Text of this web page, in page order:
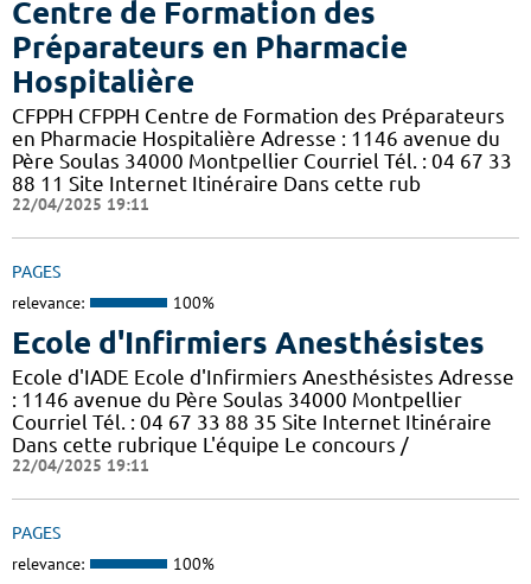
Centre de Formation des
Préparateurs en Pharmacie
Hospitalière
CFPPH CFPPH Centre de Formation des Préparateurs
en Pharmacie Hospitalière Adresse : 1146 avenue du
Père Soulas 34000 Montpellier Courriel Tél. : 04 67 33
88 11 Site Internet Itinéraire Dans cette rub
22/04/2025 19:11
PAGES
relevance: 100%
Ecole d'Infirmiers Anesthésistes
Ecole d'IADE Ecole d'Infirmiers Anesthésistes Adresse
: 1146 avenue du Père Soulas 34000 Montpellier
Courriel Tél. : 04 67 33 88 35 Site Internet Itinéraire
Dans cette rubrique L'équipe Le concours /
22/04/2025 19:11
PAGES
relevance: 100%